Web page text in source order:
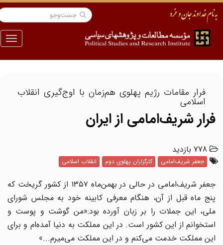
منو
فرار مقامات رژیم پهلوی هم‌زمان با اوج‌گیری انقلاب
اسلامی
فرار شریف‌امامی از ایران
778 بازدید
جعفر شریف‌امامی کارگزاران پهلوی دوم انقلاب اسلامی
جعفر شریف‌امامی در حالی در بهمن‌ماه ۱۳۵۷ از کشور گریخت که
پنج ماه قبل از آن، هنگام معرفی کابینه خود به مجلس شورای
ملی، این جملات را بر زبان آورده بود:«من گوشت و پوست و
استخوانم از این کشور است. در این مملکت به دنیا آمده‌ام و برای
این مملکت خدمت می‌کنم و در این مملکت می‌میرم...»